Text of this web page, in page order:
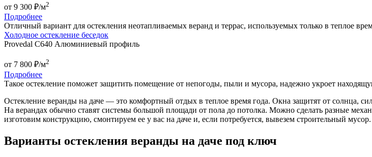
от 9 300 ₽/м2
Подробнее
Отличный вариант для остекления неотапливаемых веранд и террас, используемых только в теплое
Холодное остекление беседок
Provedal C640 Алюминиевый профиль
от 7 800 ₽/м2
Подробнее
Такое остекление поможет защитить помещение от непогоды, пыли и мусора, надежно укроет
Остекление веранды на даче — это комфортный отдых в теплое время года. Окна защитят от солнца,
На верандах обычно ставят системы большой площади от пола до потолка. Можно сделать разные
изготовим конструкцию, смонтируем ее у вас на даче и, если потребуется, вывезем строительный мусор.
Варианты остекления веранды на даче под ключ